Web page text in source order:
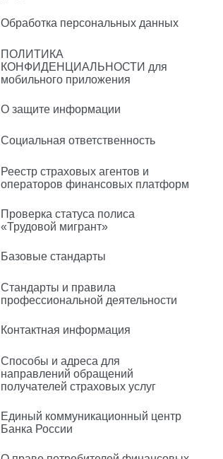
Обработка персональных данных
ПОЛИТИКА
КОНФИДЕНЦИАЛЬНОСТИ для
мобильного приложения
О защите информации
Социальная ответственность
Реестр страховых агентов и
операторов финансовых платформ
Проверка статуса полиса
«Трудовой мигрант»
Базовые стандарты
Стандарты и правила
профессиональной деятельности
Контактная информация
Способы и адреса для
направлений обращений
получателей страховых услуг
Единый коммуникационный центр
Банка России